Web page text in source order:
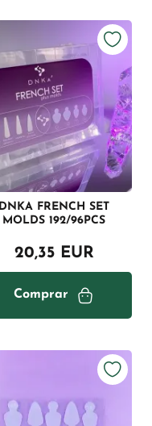
DNKA FRENCH SET
MOLDS 192/96PCS
20,35 EUR
Comprar